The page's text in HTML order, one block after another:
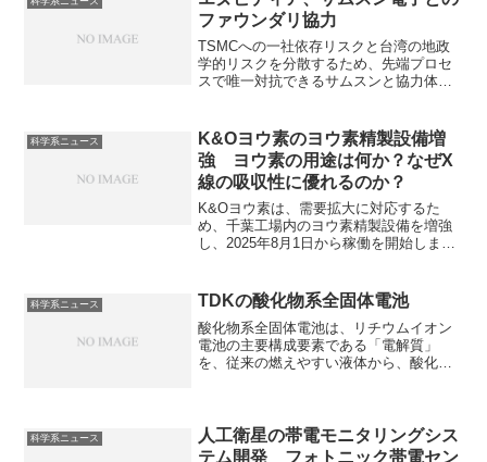
を知ることができます。
ファウンダリ協力
TSMCへの一社依存リスクと台湾の地政
学的リスクを分散するため、先端プロセ
スで唯一対抗できるサムスンと協力体制
科学系ニュース
K&Oヨウ素のヨウ素精製設備増
強 ヨウ素の用途は何か？なぜX
線の吸収性に優れるのか？
K&Oヨウ素は、需要拡大に対応するた
め、千葉工場内のヨウ素精製設備を増強
し、2025年8月1日から稼働を開始しまし
が背景にあります。なぜ、液晶ディスプ
レイや医療分野で利用されているのかを
しることができます。
科学系ニュース TDKの酸化物系全固体電池
酸化物系全固体電池は、リチウムイオン
電池の主要構成要素である「電解質」
を、従来の燃えやすい液体から、酸化物
理由を知ることができます。
科学系ニュース
人工衛星の帯電モニタリングシス
テム開発 フォトニック帯電セン